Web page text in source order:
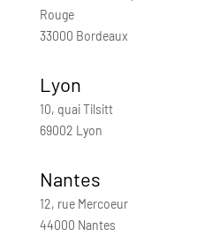
Rouge
33000 Bordeaux
Lyon
10, quai Tilsitt
69002 Lyon
Nantes
12, rue Mercoeur
44000 Nantes